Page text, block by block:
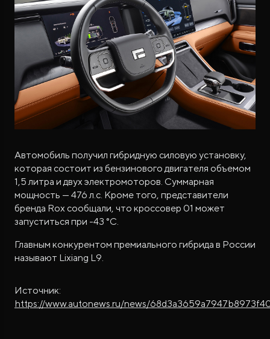
Автомобиль получил гибридную силовую установку,
которая состоит из бензинового двигателя объемом
1,5 литра и двух электромоторов. Суммарная
мощность — 476 л.с. Кроме того, представители
бренда Rox сообщали, что кроссовер 01 может
запуститься при -43 °С.
Главным конкурентом премиального гибрида в России
называют Lixiang L9.
Источник:
https://www.autonews.ru/news/